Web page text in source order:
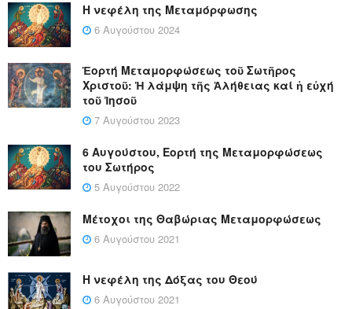
Η νεφέλη της Μεταμόρφωσης
6 Αυγούστου 2024
Ἑορτή Μεταμορφώσεως τοῦ Σωτῆρος
Χριστοῦ: Ἡ λάμψη τῆς Ἀλήθειας καί ἡ εὐχή
τοῦ Ἰησοῦ
7 Αυγούστου 2023
6 Αυγούστου, Εορτή της Μεταμορφώσεως
του Σωτήρος
5 Αυγούστου 2022
Μέτοχοι της Θαβώριας Μεταμορφώσεως
6 Αυγούστου 2021
Η νεφέλη της Δόξας του Θεού
6 Αυγούστου 2021